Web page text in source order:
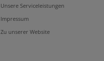
Unsere Serviceleistungen
Impressum
Zu unserer Website